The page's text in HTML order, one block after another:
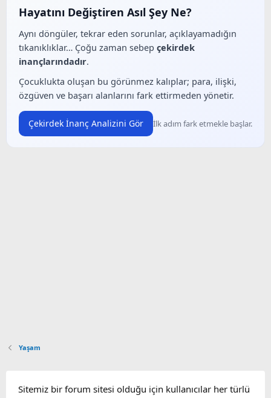
Hayatını Değiştiren Asıl Şey Ne?
Aynı döngüler, tekrar eden sorunlar, açıklayamadığın
tıkanıklıklar… Çoğu zaman sebep çekirdek
inançlarındadır.
Çocuklukta oluşan bu görünmez kalıplar; para, ilişki,
özgüven ve başarı alanlarını fark ettirmeden yönetir.
Çekirdek İnanç Analizini Gör İlk adım fark etmekle başlar.
Yaşam
Sitemiz bir forum sitesi olduğu için kullanıcılar her türlü